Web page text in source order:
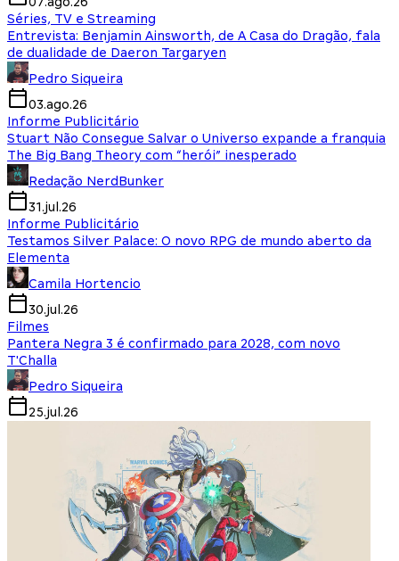
Séries, TV e Streaming
Entrevista: Benjamin Ainsworth, de A Casa do Dragão, fala
de dualidade de Daeron Targaryen
Pedro Siqueira
03.ago.26
Informe Publicitário
Stuart Não Consegue Salvar o Universo expande a franquia
The Big Bang Theory com “herói” inesperado
Redação NerdBunker
31.jul.26
Informe Publicitário
Testamos Silver Palace: O novo RPG de mundo aberto da
Elementa
Camila Hortencio
30.jul.26
Filmes
Pantera Negra 3 é confirmado para 2028, com novo
T'Challa
Pedro Siqueira
25.jul.26